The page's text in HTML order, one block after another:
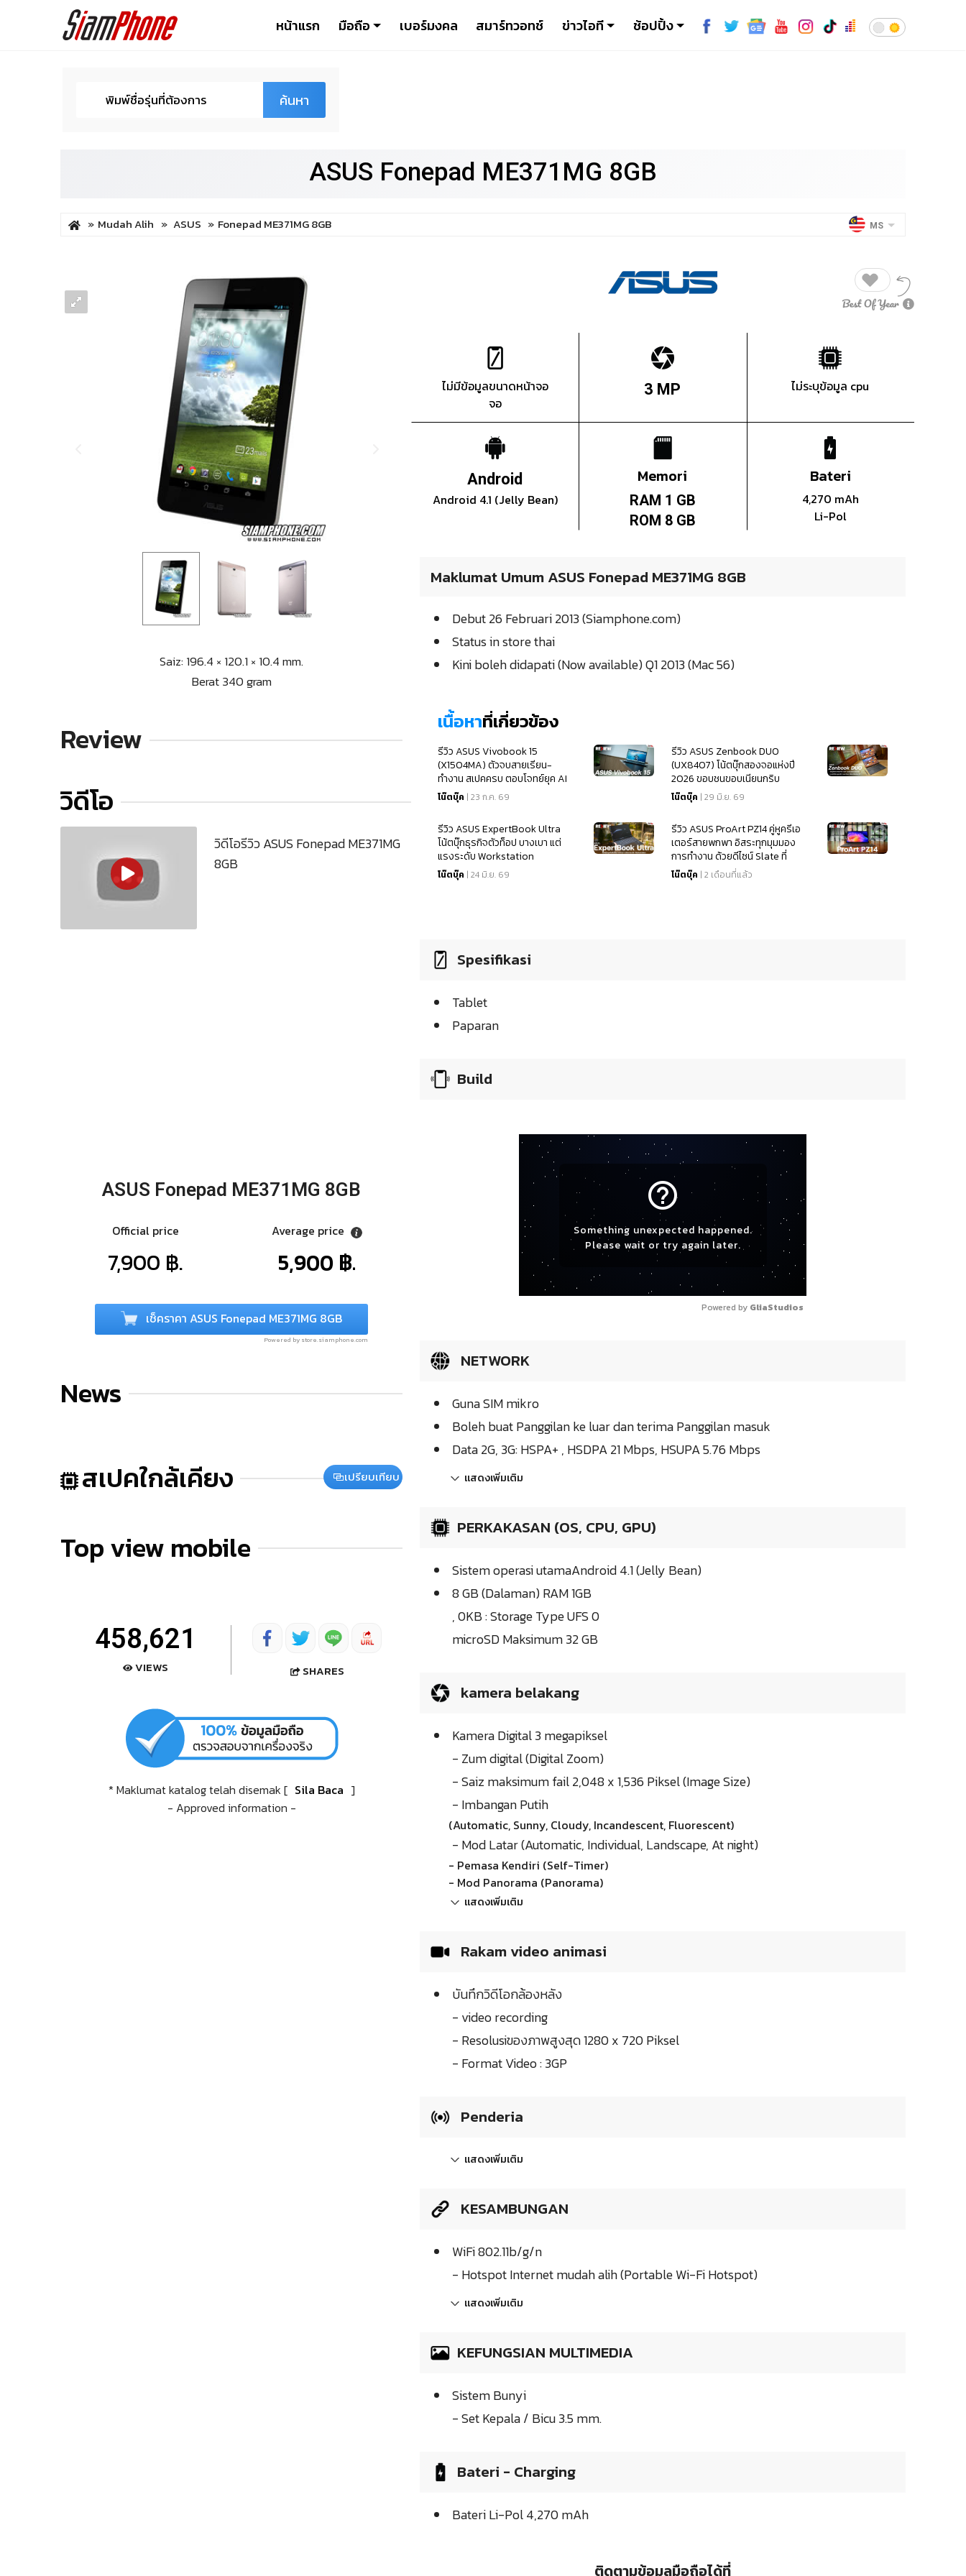
หน้าแรก มือถือ เบอร์มงคล สมาร์ทวอทช์ ข่าวไอที ช้อปปิ้ง
ค้นหา
ASUS Fonepad ME371MG 8GB
Mudah Alih ASUS Fonepad ME371MG 8GB MS
Saiz: 196.4 × 120.1 × 10.4 mm.
Berat 340 gram
Review
วิดีโอ
วิดีโอรีวิว ASUS Fonepad ME371MG
8GB
ASUS Fonepad ME371MG 8GB
Official price
7,900 ฿.
Average price
5,900 ฿.
เช็คราคา ASUS Fonepad ME371MG 8GB
Powered by store.siamphone.com
News
สเปคใกล้เคียง เปรียบเทียบ
Top view mobile
458,621
VIEWS SHARES
* Maklumat katalog telah disemak [ Sila Baca ]
- Approved information -
ไม่มีข้อมูลขนาดหน้าจอ
จอ
3 MP ไม่ระบุข้อมูล cpu
Android
Android 4.1 (Jelly Bean)
Memori
RAM 1 GB
ROM 8 GB
Bateri
4,270 mAh
Li-Pol
Maklumat Umum ASUS Fonepad ME371MG 8GB
Debut 26 Februari 2013 (Siamphone.com)
Status in store thai
Kini boleh didapati (Now available) Q1 2013 (Mac 56)
เนื้อหาที่เกี่ยวข้อง
รีวิว ASUS Vivobook 15
(X1504MA) ตัวจบสายเรียน-
ทำงาน สเปคครบ ตอบโจทย์ยุค AI
โน๊ตบุ๊ค | 23 ก.ค. 69
รีวิว ASUS Zenbook DUO
(UX8407) โน้ตบุ๊กสองจอแห่งปี
2026 ขอบชนขอบเนียนกริบ
บานพับใหม่ ขุมพลัง Intel Core
Ultra (Series 3)
โน๊ตบุ๊ค | 29 มิ.ย. 69
รีวิว ASUS ExpertBook Ultra
โน้ตบุ๊กธุรกิจตัวท็อป บางเบา แต่
แรงระดับ Workstation
โน๊ตบุ๊ค | 24 มิ.ย. 69
รีวิว ASUS ProArt PZ14 คู่หูครีเอ
เตอร์สายพกพา อิสระทุกมุมมอง
การทำงาน ด้วยดีไซน์ Slate ที่
ยืดหยุ่นกว่าที่เคย
โน๊ตบุ๊ค | 2 เดือนที่แล้ว
Spesifikasi
Tablet
Paparan
Build
help_outline
Something unexpected happened.
Please wait or try again later.
Powered by GliaStudios
NETWORK
Guna SIM mikro
Boleh buat Panggilan ke luar dan terima Panggilan masuk
Data 2G, 3G: HSPA+ , HSDPA 21 Mbps, HSUPA 5.76 Mbps
แสดงเพิ่มเติม
PERKAKASAN (OS, CPU, GPU)
Sistem operasi utamaAndroid 4.1 (Jelly Bean)
8 GB (Dalaman) RAM 1GB
, 0KB : Storage Type UFS 0
microSD Maksimum 32 GB
kamera belakang
Kamera Digital 3 megapiksel
- Zum digital (Digital Zoom)
- Saiz maksimum fail 2,048 x 1,536 Piksel (Image Size)
- Imbangan Putih
(Automatic, Sunny, Cloudy, Incandescent, Fluorescent)
- Mod Latar (Automatic, Individual, Landscape, At night)
- Pemasa Kendiri (Self-Timer)
- Mod Panorama (Panorama)
แสดงเพิ่มเติม
Rakam video animasi
บันทึกวิดีโอกล้องหลัง
- video recording
- Resolusiของภาพสูงสุด 1280 x 720 Piksel
- Format Video : 3GP
Penderia
แสดงเพิ่มเติม
KESAMBUNGAN
WiFi 802.11b/g/n
- Hotspot Internet mudah alih (Portable Wi-Fi Hotspot)
แสดงเพิ่มเติม
KEFUNGSIAN MULTIMEDIA
Sistem Bunyi
- Set Kepala / Bicu 3.5 mm.
Bateri - Charging
Bateri Li-Pol 4,270 mAh
ติดตามข้อมูลมือถือได้ที่